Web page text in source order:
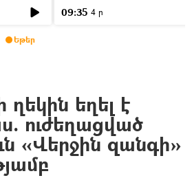
09:35 4 ր
Եթեր
ղեկին եղել է
ուժեղացված
«Վերջին զանգի»